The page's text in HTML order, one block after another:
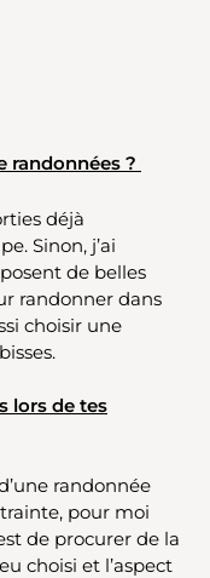
randonnées ?
déjà
Sinon, j’ai
de belles
randonner dans
choisir une
lors de tes
randonnée
pour moi
de procurer de la
choisi et l’aspect